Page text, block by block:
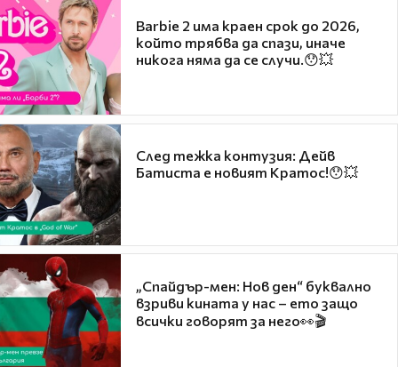
Barbie 2 има краен срок до 2026,
който трябва да спази, иначе
никога няма да се случи.😯💥
След тежка контузия: Дейв
Батиста е новият Кратос!😯💥
„Спайдър-мен: Нов ден“ буквално
взриви кината у нас – ето защо
всички говорят за него👀🎬